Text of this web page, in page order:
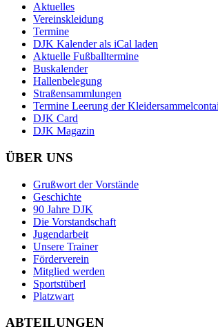
Aktuelles
Vereinskleidung
Termine
DJK Kalender als iCal laden
Aktuelle Fußballtermine
Buskalender
Hallenbelegung
Straßensammlungen
Termine Leerung der
DJK Card
DJK Magazin
ÜBER UNS
Grußwort der Vorstände
Geschichte
90 Jahre DJK
Die Vorstandschaft
Jugendarbeit
Unsere Trainer
Förderverein
Mitglied werden
Sportstüberl
Platzwart
ABTEILUNGEN